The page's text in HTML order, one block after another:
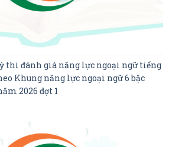
thi đánh giá năng lực ngoại ngữ tiếng
Khung năng lực ngoại ngữ 6 bậc
2026 đợt 1